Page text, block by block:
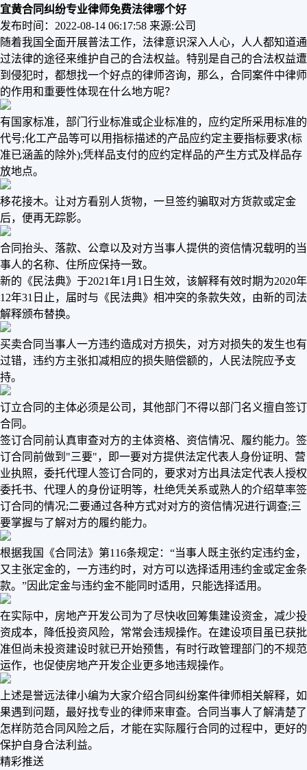
宜黄合同纠纷专业律师免费法律哪个好
发布时间：2022-08-14 06:17:58 来源:公司
随着我国全面开展普法工作，法律意识深入人心，人人都知道通
过法律的途径来维护自己的合法权益。特别是自己的合法权益遭
到侵犯时，都想找一个好点的律师咨询，那么，合同案件中律师
的作用和重要性体现在什么地方呢？
有国家标准，部门行业标准或企业标准的，应约定所采用标准的
代号;化工产品等可以用指标描述的产品应约定主要指标要求(标
准已涵盖的除外);凭样品支付的应约定样品的产生方式及样品存
放地点。
移花接木。让对方看别人货物，一旦签约骗取对方货款或定金
后，便再无踪影。
合同抬头、落款、公章以及对方当事人提供的资信情况载明的当
事人的名称、住所应保持一致。
新的《民法典》于2021年1月1日生效，该解释有效时期为2020年
12年31日止，届时与《民法典》相冲突的条款失效，由新的司法
解释颁布替换。
买卖合同当事人一方违约造成对方损失，对方对损失的发生也有
过错，违约方主张扣减相应的损失赔偿额的，人民法院应予支
持。
订立合同的主体必须是公司，其他部门不得以部门名义擅自签订
合同。
签订合同前认真审查对方的主体资格、资信情况、履约能力。签
订合同前做到"三要"，即一要对方提供法定代表人身份证明、营
业执照，委托代理人签订合同的，要求对方出具法定代表人授权
委托书、代理人的身份证明等，杜绝凭关系或熟人的介绍草率签
订合同的情况;二要通过各种方式对对方的资信情况进行调查;三
要掌握与了解对方的履约能力。
根据我国《合同法》第116条规定：“当事人既主张约定违约金，
又主张定金的，一方违约时，对方可以选择适用违约金或定金条
款。”因此定金与违约金不能同时适用，只能选择适用。
在实际中，房地产开发公司为了尽快收回筹集建设资金，减少投
资成本，降低投资风险，常常会违规操作。在建设项目虽已获批
准但尚未投资建设时就已开始预售，有时行政管理部门的不规范
运作，也促使房地产开发企业更多地违规操作。
上述是誉远法律小编为大家介绍合同纠纷案件律师相关解释，如
果遇到问题，最好找专业的律师来审查。合同当事人了解清楚了
怎样防范合同风险之后，才能在实际履行合同的过程中，更好的
保护自身合法利益。
精彩推送